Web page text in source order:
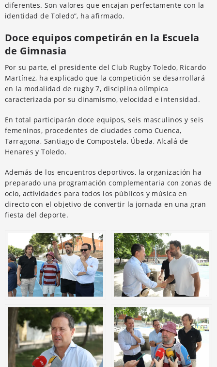
diferentes. Son valores que encajan perfectamente con la
identidad de Toledo”, ha afirmado.
Doce equipos competirán en la Escuela
de Gimnasia
Por su parte, el presidente del Club Rugby Toledo, Ricardo
Martínez, ha explicado que la competición se desarrollará
en la modalidad de rugby 7, disciplina olímpica
caracterizada por su dinamismo, velocidad e intensidad.
En total participarán doce equipos, seis masculinos y seis
femeninos, procedentes de ciudades como Cuenca,
Tarragona, Santiago de Compostela, Úbeda, Alcalá de
Henares y Toledo.
Además de los encuentros deportivos, la organización ha
preparado una programación complementaria con zonas de
ocio, actividades para todos los públicos y música en
directo con el objetivo de convertir la jornada en una gran
fiesta del deporte.